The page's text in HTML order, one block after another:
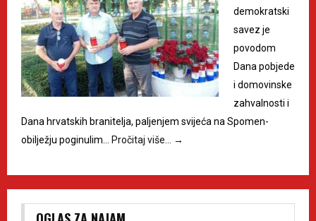
demokratski
savez je
povodom
Dana pobjede
i domovinske
zahvalnosti i
Dana hrvatskih branitelja, paljenjem svijeća na Spomen-
obilježju poginulim… Pročitaj više… →